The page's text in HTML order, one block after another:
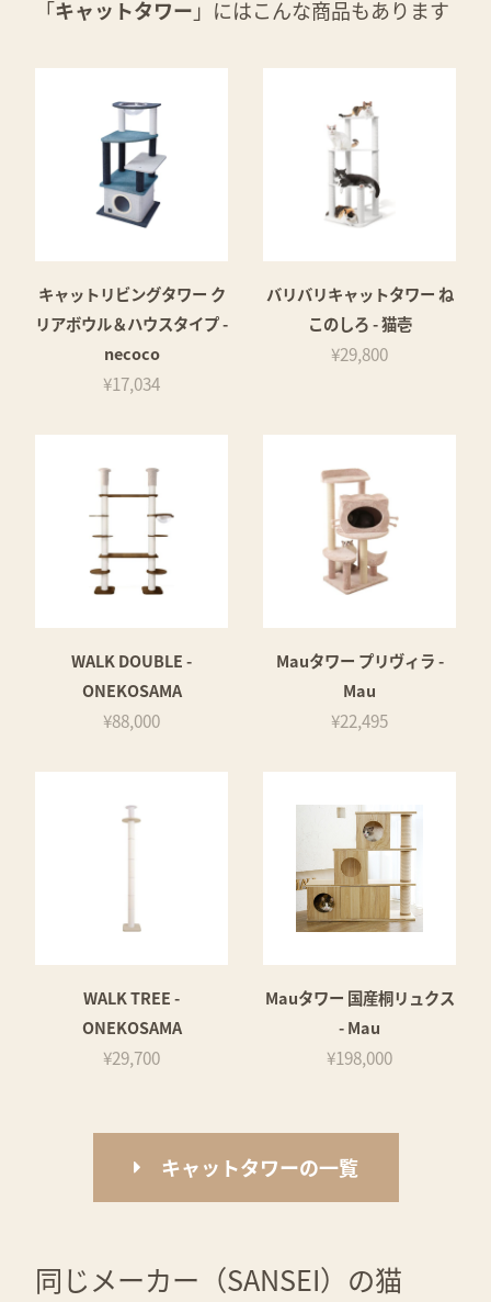
「キャットタワー 」にはこんな商品もあります
キャットリビングタワー ク
リアボウル＆ハウスタイプ -
necoco
¥17,034
バリバリキャットタワー ね
このしろ - 猫壱
¥29,800
WALK DOUBLE -
ONEKOSAMA
¥88,000
Mauタワー プリヴィラ -
Mau
¥22,495
WALK TREE -
ONEKOSAMA
¥29,700
Mauタワー 国産桐リュクス
- Mau
¥198,000
キャットタワーの一覧
同じメーカー（SANSEI）の猫